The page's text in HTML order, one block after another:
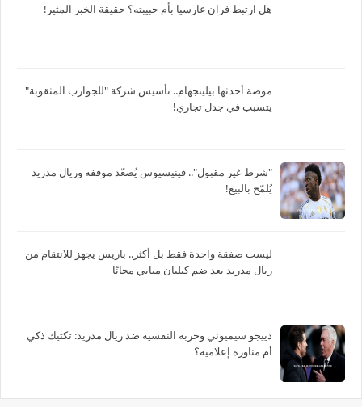
هل ارتبط فران غارسيا بأم حبيبته؟ حقيقة الخبر المثير!
موضة أحدثها بيلينجهام.. تأسيس شركة "للجوارب المثقوبة"
يتسبب في جدل تجاري!
"شرط غير مقبول".. فينيسيوس يُصعّد موقفه وريال مدريد
يُلمّح بالبيع!
ليست صفقة واحدة فقط بل أكثر.. باريس يجهز للانتقام من
ريال مدريد بعد ضم كيليان مبابي مجانًا
دييجو سيميوني وحربه النفسية ضد ريال مدريد: تكتيك ذكي
أم مناورة إعلامية؟